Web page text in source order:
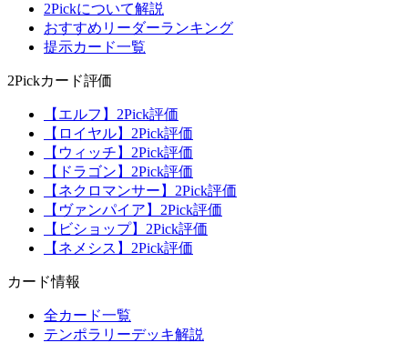
2Pickについて解説
おすすめリーダーランキング
提示カード一覧
2Pickカード評価
【エルフ】2Pick評価
【ロイヤル】2Pick評価
【ウィッチ】2Pick評価
【ドラゴン】2Pick評価
【ネクロマンサー】2Pick評価
【ヴァンパイア】2Pick評価
【ビショップ】2Pick評価
【ネメシス】2Pick評価
カード情報
全カード一覧
テンポラリーデッキ解説